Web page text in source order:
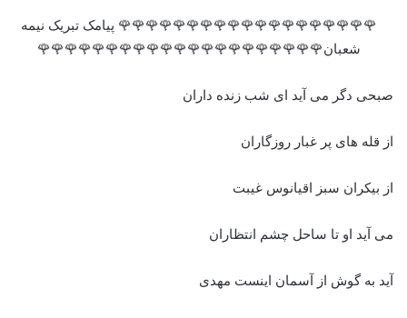
🌹🌹🌹🌹🌹🌹🌹🌹🌹🌹🌹🌹🌹🌹🌹🌹🌹🌹🌹 پیامک تبریک نیمه
شعبان🌹🌹🌹🌹🌹🌹🌹🌹🌹🌹🌹🌹🌹🌹🌹🌹🌹🌹🌹🌹🌹
صبحی دگر می آید ای شب زنده داران
از قله های پر غبار روزگاران
از بیکران سبز اقیانوس غیبت
می آید او تا ساحل چشم انتظاران
آید به گوش از آسمان اینست مهدی